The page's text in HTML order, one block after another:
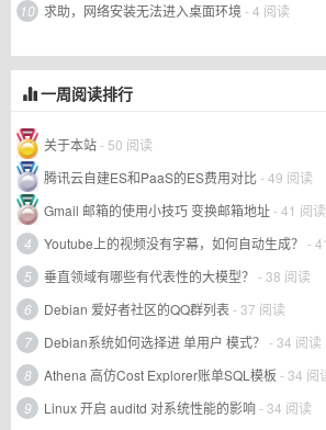
10 求助，网络安装无法进入桌面环境 - 4 阅读
一周阅读排行
关于本站- 50 阅读
腾讯云自建ES和PaaS的ES费用对比- 49 阅读
Gmail 邮箱的使用小技巧 变换邮箱地址- 41 阅读
4
Youtube上的视频没有字幕，如何自动生成？ -
5
垂直领域有哪些有代表性的大模型？ - 38 阅读
6
Debian 爱好者社区的QQ群列表 - 37 阅读
7
Debian系统如何选择进 单用户 模式？ - 34 阅读
8
Athena 高仿Cost Explorer账单SQL模板 - 34 阅
9
Linux 开启 auditd 对系统性能的影响- 34 阅读